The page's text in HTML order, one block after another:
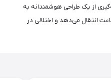
از یک طراحی هوشمندانه به
انتقال می‌دهد و اختلالی در